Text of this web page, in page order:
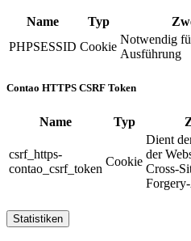
Name Typ
PHPSESSID Cookie
Notwendig
Ausführung
Contao HTTPS CSRF Token
Name Typ
csrf_https-
contao_csrf_token
Cookie
Dient
der
Cross-
Statistiken